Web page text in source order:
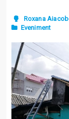
Roxana
Eveniment